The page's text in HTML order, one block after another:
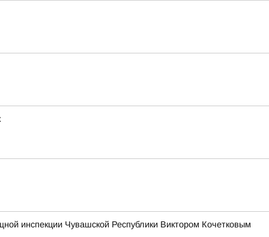
инспекции Чувашской Республики Виктором Кочетковым